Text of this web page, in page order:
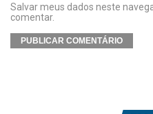
Salvar meus dados neste
comentar.